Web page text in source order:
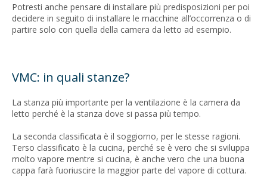
Potresti anche pensare di installare più predisposizioni per poi
decidere in seguito di installare le macchine all’occorrenza o di
partire solo con quella della camera da letto ad esempio.
VMC: in quali stanze?
La stanza più importante per la ventilazione è la camera da
letto perché è la stanza dove si passa più tempo.
La seconda classificata è il soggiorno, per le stesse ragioni.
Terso classificato è la cucina, perché se è vero che si sviluppa
molto vapore mentre si cucina, è anche vero che una buona
cappa farà fuoriuscire la maggior parte del vapore di cottura.